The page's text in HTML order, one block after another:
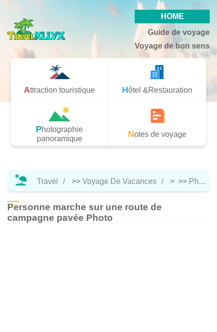
HOME
Guide de voyage
Voyage de bon sens
Attraction touristique Hôtel &Restauration
Photographie
panoramique
Notes de voyage
Travel >> Voyage De Vacances > >> Photographie Panoramique
Personne marche sur une route de
campagne pavée Photo